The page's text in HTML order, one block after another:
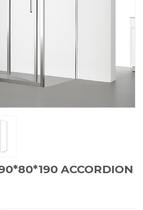
ACCORDION